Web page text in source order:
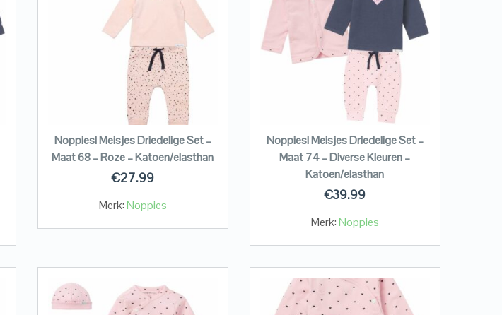
Noppies! Meisjes Driedelige Set –
Maat 68 – Roze – Katoen/elasthan
€27.99
Merk:Noppies
Noppies! Meisjes Driedelige Set –
Maat 74 – Diverse Kleuren –
Katoen/elasthan
€39.99
Merk:Noppies